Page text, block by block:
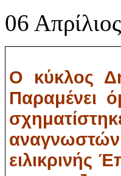
06
Ο κύκλος
Παραμένει
ειλικρινής